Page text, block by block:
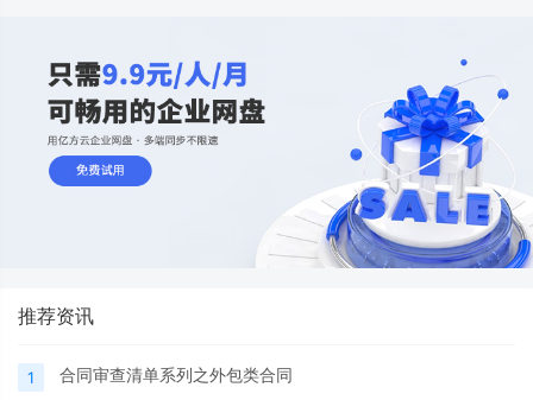
推荐资讯
1 合同审查清单系列之外包类合同